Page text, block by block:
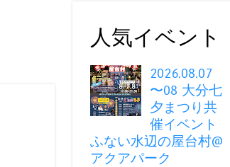
人気イベント
2026.08.07
〜08 大分七
夕まつり共
催イベント
ふない水辺の屋台村@
アクアパーク